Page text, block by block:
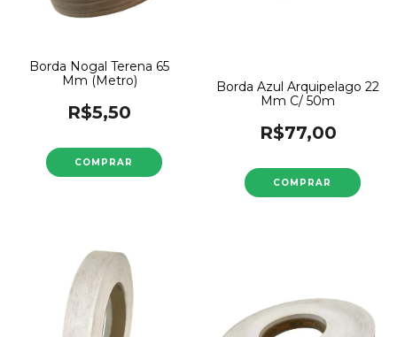
Borda Nogal Terena 65
Mm (Metro)
R$5,50
Borda Azul Arquipelago 22
Mm C/ 50m
R$77,00